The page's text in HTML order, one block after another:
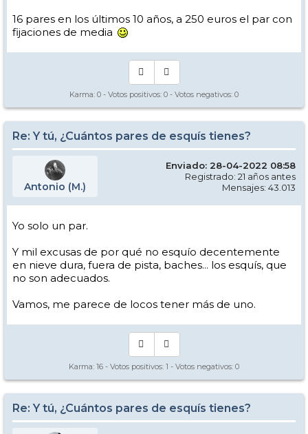
16 pares en los últimos 10 años, a 250 euros el par con
fijaciones de media
Karma: 0 - Votos positivos: 0 - Votos negativos: 0
Re: Y tú, ¿Cuántos pares de esquís tienes?
Antonio (M.)
Enviado: 28-04-2022 08:58
Registrado: 21 años antes
Mensajes: 43.013
Yo solo un par.
Y mil excusas de por qué no esquío decentemente
en nieve dura, fuera de pista, baches... los esquís, que
no son adecuados.
Vamos, me parece de locos tener más de uno.
Karma: 16 - Votos positivos: 1 - Votos negativos: 0
Re: Y tú, ¿Cuántos pares de esquís tienes?